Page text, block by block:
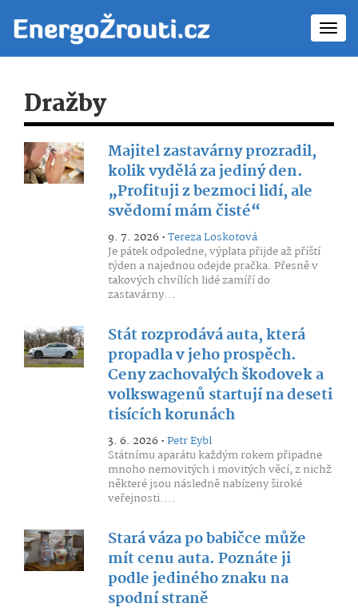
Dražby
Majitel zastavárny prozradil,
kolik vydělá za jediný den.
„Profituji z bezmoci lidí, ale
svědomí mám čisté“
9. 7. 2026 •Tereza Loskotová
Je pátek odpoledne, výplata přijde až příští
týden a najednou odejde pračka. Přesně v
takových chvílích lidé zamíří do
zastavárny...
Stát rozprodává auta, která
propadla v jeho prospěch.
Ceny zachovalých škodovek a
volkswagenů startují na deseti
tisících korunách
3. 6. 2026 •Petr Eybl
Státnímu aparátu každým rokem připadne
mnoho nemovitých i movitých věcí, z nichž
některé jsou následně nabízeny široké
veřejnosti....
Stará váza po babičce může
mít cenu auta. Poznáte ji
podle jediného znaku na
spodní straně